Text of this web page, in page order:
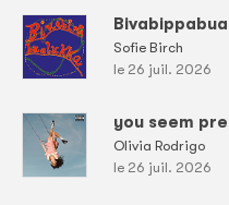
Sofie Birch
le 26 juil. 2026
you seem
Olivia Rodrigo
le 26 juil. 2026